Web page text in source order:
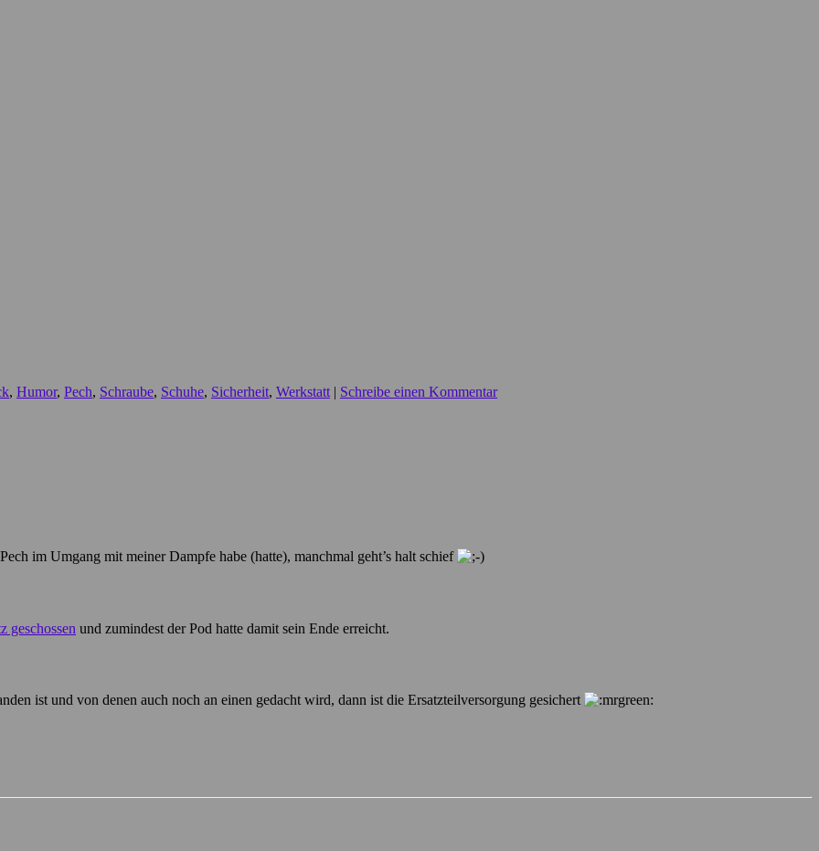
, Humor, Pech, Schraube, Schuhe, Sicherheit, Werkstatt | Schreibe einen Kommentar
im Umgang mit meiner Dampfe habe (hatte), manchmal geht’s halt schief
geschossen und zumindest der Pod hatte damit sein Ende erreicht.
ist und von denen auch noch an einen gedacht wird, dann ist die Ersatzteilversorgung gesichert